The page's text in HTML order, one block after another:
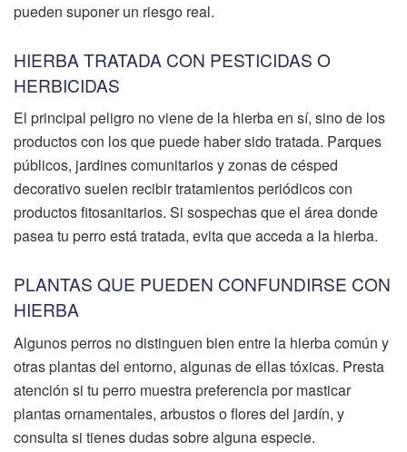
pueden suponer un riesgo real.
HIERBA TRATADA CON PESTICIDAS O
HERBICIDAS
El principal peligro no viene de la hierba en sí, sino de los
productos con los que puede haber sido tratada. Parques
públicos, jardines comunitarios y zonas de césped
decorativo suelen recibir tratamientos periódicos con
productos fitosanitarios. Si sospechas que el área donde
pasea tu perro está tratada, evita que acceda a la hierba.
PLANTAS QUE PUEDEN CONFUNDIRSE CON
HIERBA
Algunos perros no distinguen bien entre la hierba común y
otras plantas del entorno, algunas de ellas tóxicas. Presta
atención si tu perro muestra preferencia por masticar
plantas ornamentales, arbustos o flores del jardín, y
consulta si tienes dudas sobre alguna especie.